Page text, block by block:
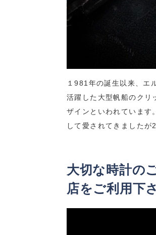
１981年の誕生以来、エ
活躍した大型帆船のクリ
ザインといわれています
して愛されてきましたが
大切な時計の
店をご利用下